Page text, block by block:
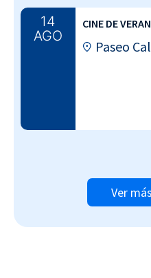
14
AGO
CINE DE
Paseo
Ver